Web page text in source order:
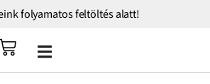
folyamatos feltöltés alatt!